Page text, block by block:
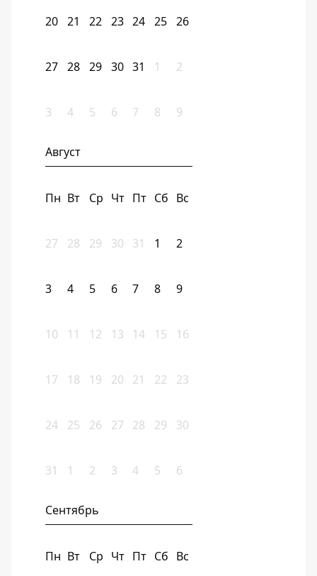
20 21 22 23 24 25 26
27 28 29 30 31 1 2
3 4 5 6 7 8 9
Август
Пн Вт Ср Чт Пт Сб Вс
27 28 29 30 31 1 2
3 4 5 6 7 8 9
10 11 12 13 14 15 16
17 18 19 20 21 22 23
24 25 26 27 28 29 30
31 1 2 3 4 5 6
Сентябрь
Пн Вт Ср Чт Пт Сб Вс